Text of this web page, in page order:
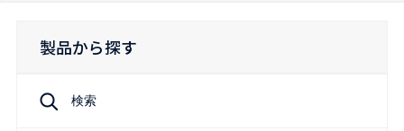
製品から探す